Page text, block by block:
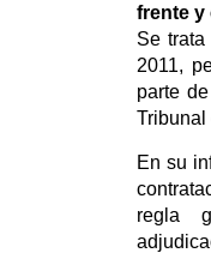
frente y
Se
2011,
parte
Tribunal
En su
regla